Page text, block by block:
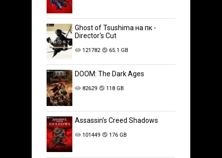
Ghost of Tsushima на пк -
Director's Cut
121782 65.1 GB
DOOM: The Dark Ages
82629 118 GB
Assassin's Creed Shadows
101449 176 GB